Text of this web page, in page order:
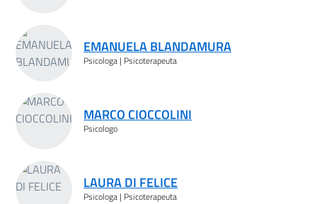
EMANUELA BLANDAMURA
Psicologa | Psicoterapeuta
MARCO CIOCCOLINI
Psicologo
LAURA DI FELICE
Psicologa | Psicoterapeuta